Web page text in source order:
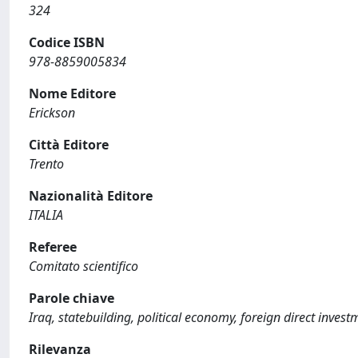
324
Codice ISBN
978-8859005834
Nome Editore
Erickson
Città Editore
Trento
Nazionalità Editore
ITALIA
Referee
Comitato scientifico
Parole chiave
Iraq, statebuilding, political economy, foreign direct
Rilevanza